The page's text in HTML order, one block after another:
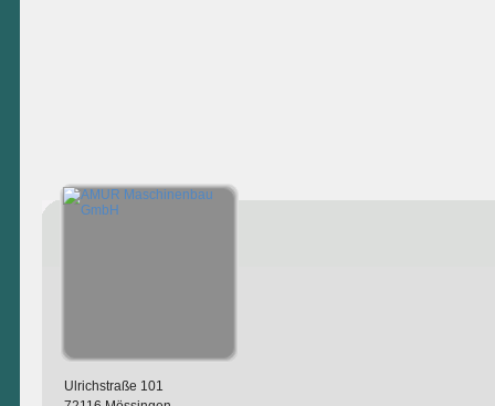
Ulrichstraße 101